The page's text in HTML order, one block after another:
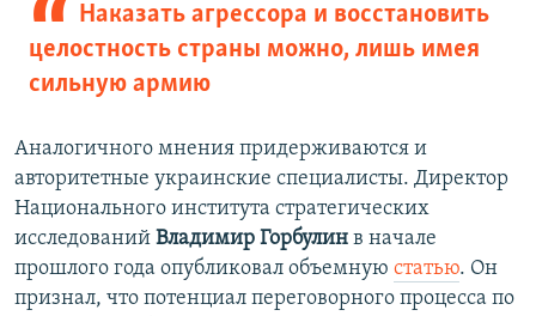
Наказать агрессора и восстановить
целостность страны можно, лишь имея
сильную армию
Аналогичного мнения придерживаются и
авторитетные украинские специалисты. Директор
Национального института стратегических
исследований Владимир Горбулин в начале
прошлого года опубликовал объемную статью. Он
признал, что потенциал переговорного процесса по